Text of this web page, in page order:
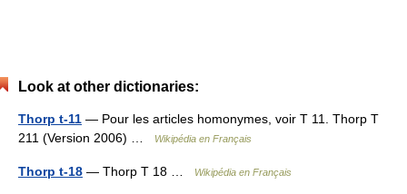
Look at other dictionaries:
Thorp t-11 — Pour les articles homonymes, voir T 11. Thorp T
211 (Version 2006) …
Wikipédia en Français
Thorp t-18 — Thorp T 18 … Wikipédia en Français